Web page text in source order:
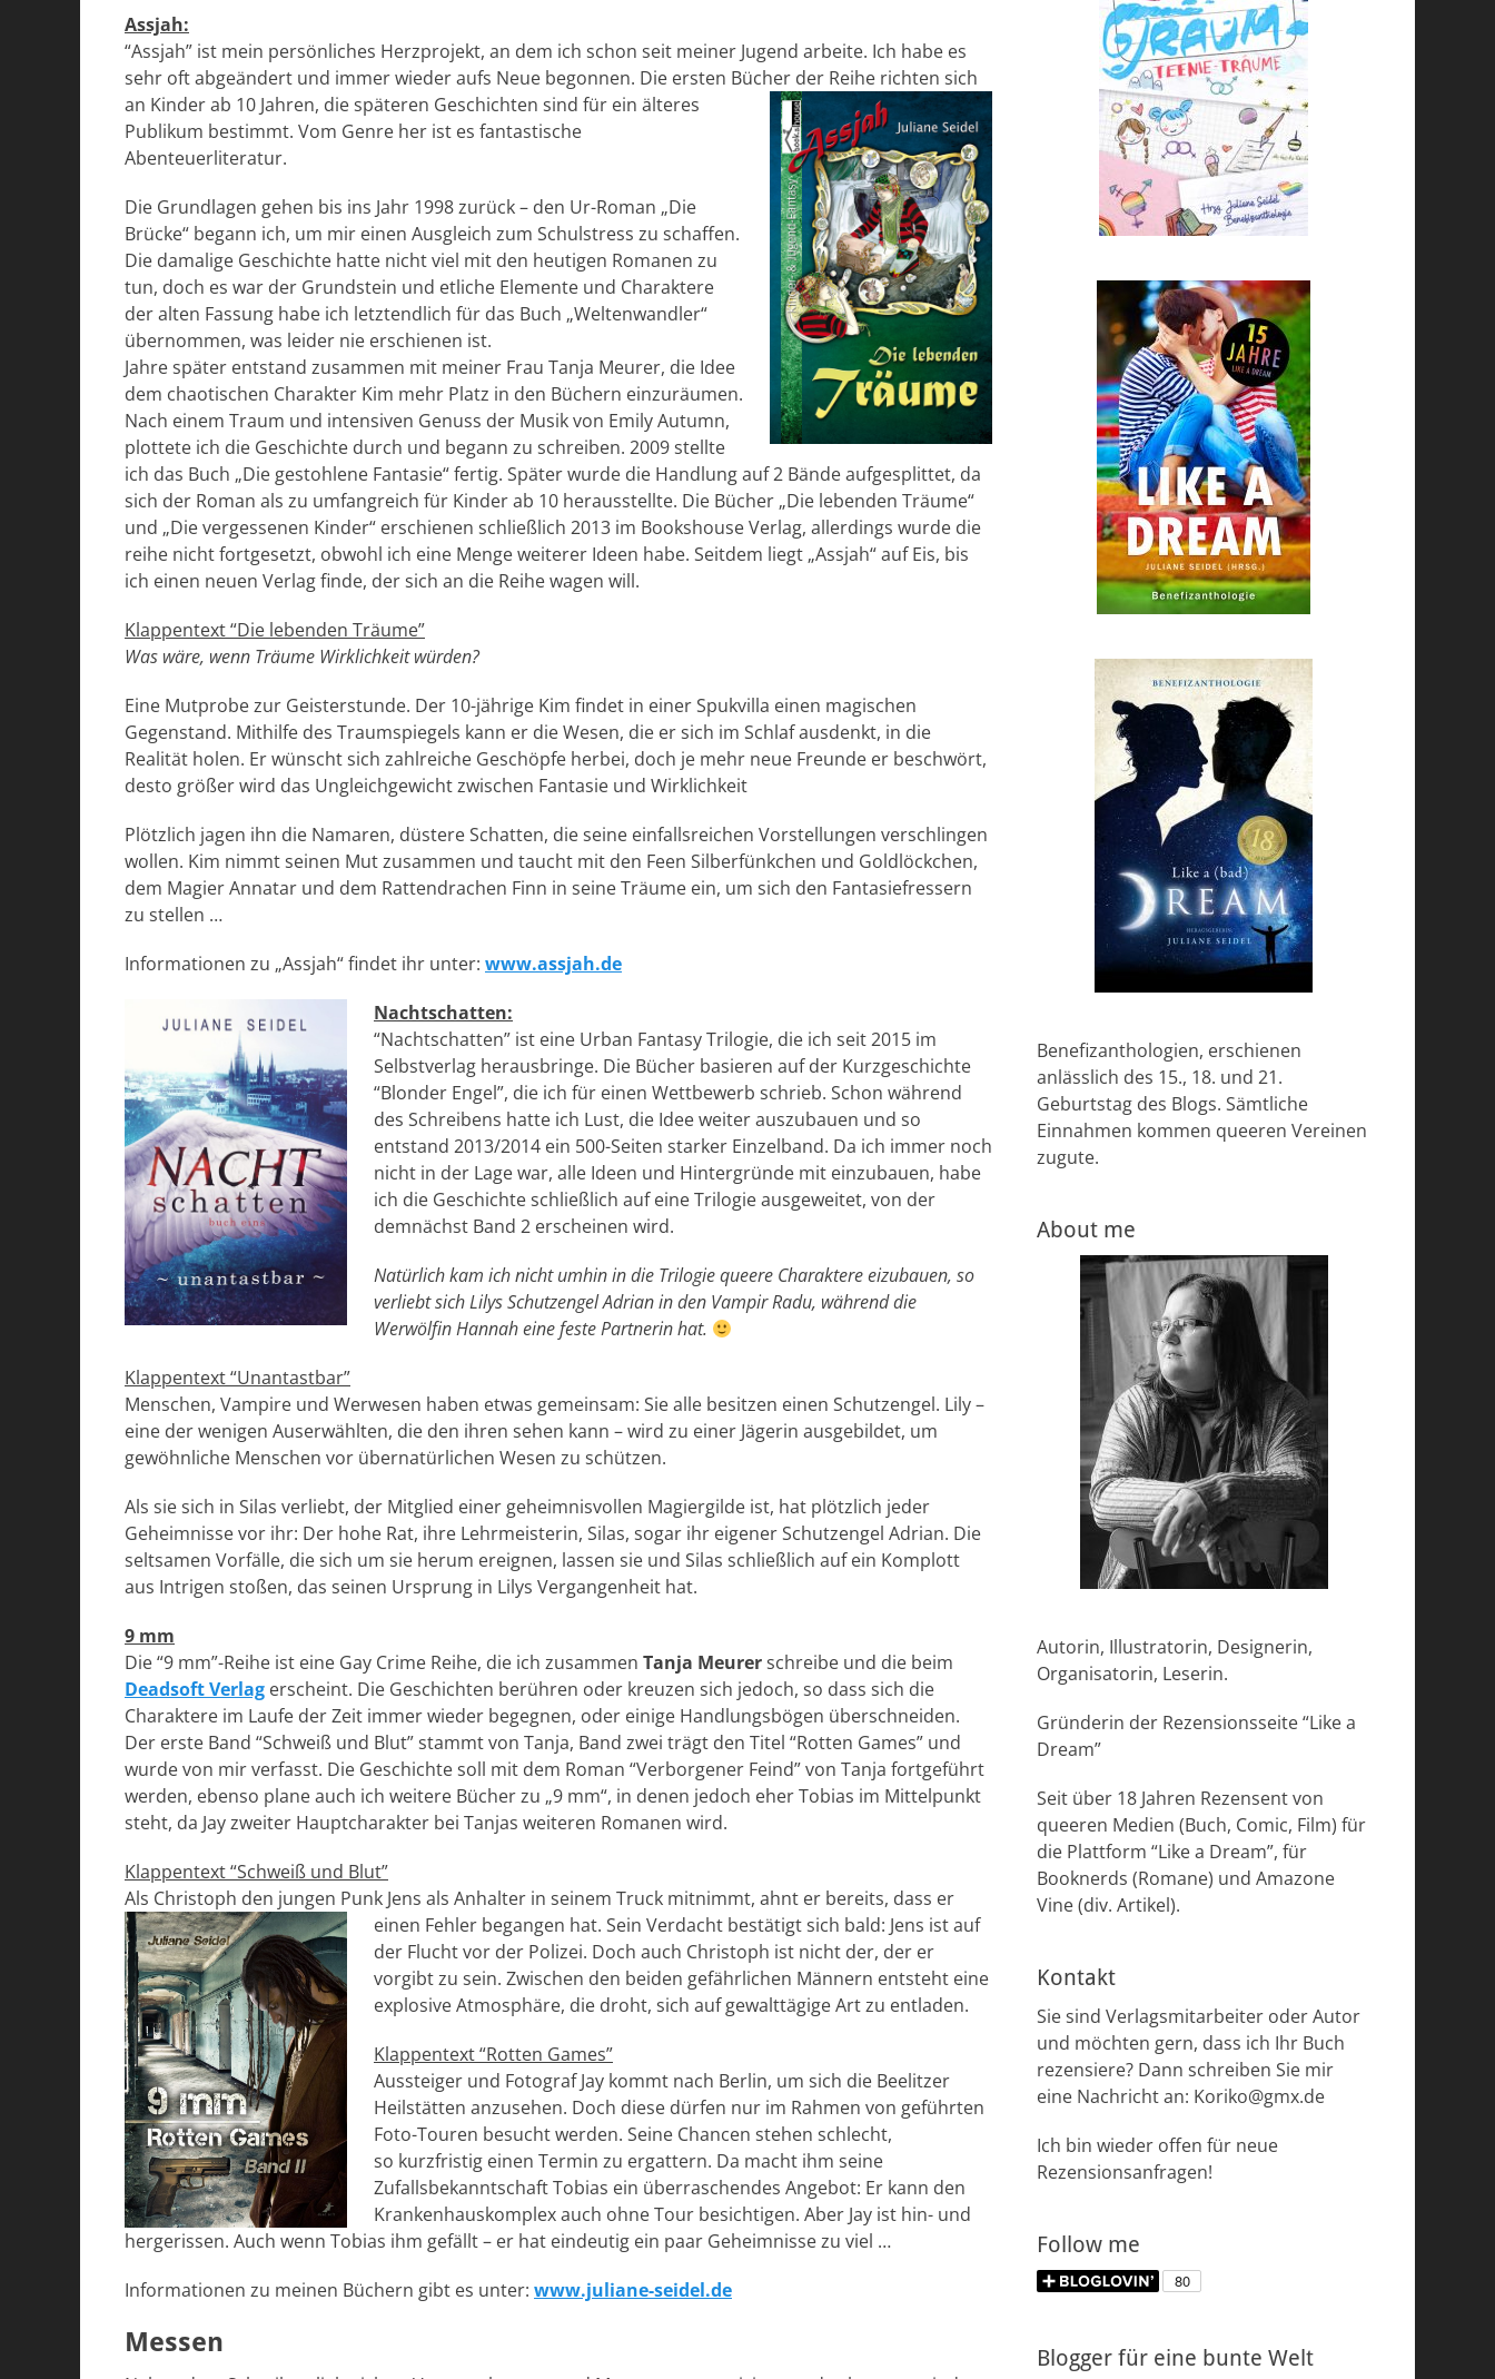
Assjah:
“Assjah” ist mein persönliches Herzprojekt, an dem ich schon seit meiner Jugend arbeite. Ich habe es
sehr oft abgeändert und immer wieder aufs Neue begonnen. Die ersten Bücher der Reihe richten sich
an Kinder ab 10 Jahren, die späteren Geschichten sind für ein älteres
Publikum bestimmt. Vom Genre her ist es fantastische
Abenteuerliteratur.
Die Grundlagen gehen bis ins Jahr 1998 zurück – den Ur-Roman „Die
Brücke“ begann ich, um mir einen Ausgleich zum Schulstress zu schaffen.
Die damalige Geschichte hatte nicht viel mit den heutigen Romanen zu
tun, doch es war der Grundstein und etliche Elemente und Charaktere
der alten Fassung habe ich letztendlich für das Buch „Weltenwandler“
übernommen, was leider nie erschienen ist.
Jahre später entstand zusammen mit meiner Frau Tanja Meurer, die Idee
dem chaotischen Charakter Kim mehr Platz in den Büchern einzuräumen.
Nach einem Traum und intensiven Genuss der Musik von Emily Autumn,
plottete ich die Geschichte durch und begann zu schreiben. 2009 stellte
ich das Buch „Die gestohlene Fantasie“ fertig. Später wurde die Handlung auf 2 Bände aufgesplittet, da
sich der Roman als zu umfangreich für Kinder ab 10 herausstellte. Die Bücher „Die lebenden Träume“
und „Die vergessenen Kinder“ erschienen schließlich 2013 im Bookshouse Verlag, allerdings wurde die
reihe nicht fortgesetzt, obwohl ich eine Menge weiterer Ideen habe. Seitdem liegt „Assjah“ auf Eis, bis
ich einen neuen Verlag finde, der sich an die Reihe wagen will.
Klappentext “Die lebenden Träume”
Was wäre, wenn Träume Wirklichkeit würden?
Eine Mutprobe zur Geisterstunde. Der 10-jährige Kim findet in einer Spukvilla einen magischen
Gegenstand. Mithilfe des Traumspiegels kann er die Wesen, die er sich im Schlaf ausdenkt, in die
Realität holen. Er wünscht sich zahlreiche Geschöpfe herbei, doch je mehr neue Freunde er beschwört,
desto größer wird das Ungleichgewicht zwischen Fantasie und Wirklichkeit
Plötzlich jagen ihn die Namaren, düstere Schatten, die seine einfallsreichen Vorstellungen verschlingen
wollen. Kim nimmt seinen Mut zusammen und taucht mit den Feen Silberfünkchen und Goldlöckchen,
dem Magier Annatar und dem Rattendrachen Finn in seine Träume ein, um sich den Fantasiefressern
zu stellen …
Informationen zu „Assjah“ findet ihr unter: www.assjah.de
Nachtschatten:
“Nachtschatten” ist eine Urban Fantasy Trilogie, die ich seit 2015 im
Selbstverlag herausbringe. Die Bücher basieren auf der Kurzgeschichte
“Blonder Engel”, die ich für einen Wettbewerb schrieb. Schon während
des Schreibens hatte ich Lust, die Idee weiter auszubauen und so
entstand 2013/2014 ein 500-Seiten starker Einzelband. Da ich immer noch
nicht in der Lage war, alle Ideen und Hintergründe mit einzubauen, habe
ich die Geschichte schließlich auf eine Trilogie ausgeweitet, von der
demnächst Band 2 erscheinen wird.
Natürlich kam ich nicht umhin in die Trilogie queere Charaktere eizubauen, so
verliebt sich Lilys Schutzengel Adrian in den Vampir Radu, während die
Werwölfin Hannah eine feste Partnerin hat.
Klappentext “Unantastbar”
Menschen, Vampire und Werwesen haben etwas gemeinsam: Sie alle besitzen einen Schutzengel. Lily –
eine der wenigen Auserwählten, die den ihren sehen kann – wird zu einer Jägerin ausgebildet, um
gewöhnliche Menschen vor übernatürlichen Wesen zu schützen.
Als sie sich in Silas verliebt, der Mitglied einer geheimnisvollen Magiergilde ist, hat plötzlich jeder
Geheimnisse vor ihr: Der hohe Rat, ihre Lehrmeisterin, Silas, sogar ihr eigener Schutzengel Adrian. Die
seltsamen Vorfälle, die sich um sie herum ereignen, lassen sie und Silas schließlich auf ein Komplott
aus Intrigen stoßen, das seinen Ursprung in Lilys Vergangenheit hat.
9 mm
Die “9 mm”-Reihe ist eine Gay Crime Reihe, die ich zusammen Tanja Meurerschreibe und die beim
Deadsoft Verlag erscheint. Die Geschichten berühren oder kreuzen sich jedoch, so dass sich die
Charaktere im Laufe der Zeit immer wieder begegnen, oder einige Handlungsbögen überschneiden.
Der erste Band “Schweiß und Blut” stammt von Tanja, Band zwei trägt den Titel “Rotten Games” und
wurde von mir verfasst. Die Geschichte soll mit dem Roman “Verborgener Feind” von Tanja fortgeführt
werden, ebenso plane auch ich weitere Bücher zu „9 mm“, in denen jedoch eher Tobias im Mittelpunkt
steht, da Jay zweiter Hauptcharakter bei Tanjas weiteren Romanen wird.
Klappentext “Schweiß und Blut”
Als Christoph den jungen Punk Jens als Anhalter in seinem Truck mitnimmt, ahnt er bereits, dass er
einen Fehler begangen hat. Sein Verdacht bestätigt sich bald: Jens ist auf
der Flucht vor der Polizei. Doch auch Christoph ist nicht der, der er
vorgibt zu sein. Zwischen den beiden gefährlichen Männern entsteht eine
explosive Atmosphäre, die droht, sich auf gewalttägige Art zu entladen.
Klappentext “Rotten Games”
Aussteiger und Fotograf Jay kommt nach Berlin, um sich die Beelitzer
Heilstätten anzusehen. Doch diese dürfen nur im Rahmen von geführten
Foto-Touren besucht werden. Seine Chancen stehen schlecht,
so kurzfristig einen Termin zu ergattern. Da macht ihm seine
Zufallsbekanntschaft Tobias ein überraschendes Angebot: Er kann den
Krankenhauskomplex auch ohne Tour besichtigen. Aber Jay ist hin- und
hergerissen. Auch wenn Tobias ihm gefällt – er hat eindeutig ein paar Geheimnisse zu viel …
Informationen zu meinen Büchern gibt es unter: www.juliane-seidel.de
Messen
Benefizanthologien, erschienen
anlässlich des 15., 18. und 21.
Geburtstag des Blogs. Sämtliche
Einnahmen kommen queeren Vereinen
zugute.
About me
Autorin, Illustratorin, Designerin,
Organisatorin, Leserin.
Gründerin der Rezensionsseite “Like a
Dream”
Seit über 18 Jahren Rezensent von
queeren Medien (Buch, Comic, Film) für
die Plattform “Like a Dream”, für
Booknerds (Romane) und Amazone
Vine (div. Artikel).
Kontakt
Sie sind Verlagsmitarbeiter oder Autor
und möchten gern, dass ich Ihr Buch
rezensiere? Dann schreiben Sie mir
eine Nachricht an: Koriko@gmx.de
Ich bin wieder offen für neue
Rezensionsanfragen!
Follow me
Blogger für eine bunte Welt